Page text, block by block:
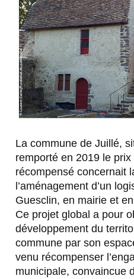
La commune de Juillé,
remporté en 2019 le
récompensé concernait
l’aménagement d’un
Guesclin, en mairie et
Ce projet global a pour
développement du
commune par son
venu récompenser
municipale, convaincue